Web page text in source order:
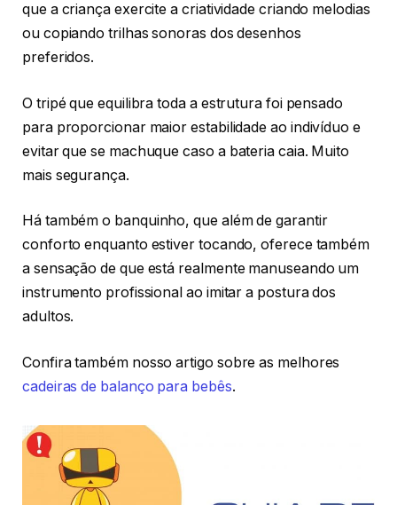
que a criança exercite a criatividade criando melodias
ou copiando trilhas sonoras dos desenhos
preferidos.
O tripé que equilibra toda a estrutura foi pensado
para proporcionar maior estabilidade ao indivíduo e
evitar que se machuque caso a bateria caia. Muito
mais segurança.
Há também o banquinho, que além de garantir
conforto enquanto estiver tocando, oferece também
a sensação de que está realmente manuseando um
instrumento profissional ao imitar a postura dos
adultos.
Confira também nosso artigo sobre as melhores
cadeiras de balanço para bebês.